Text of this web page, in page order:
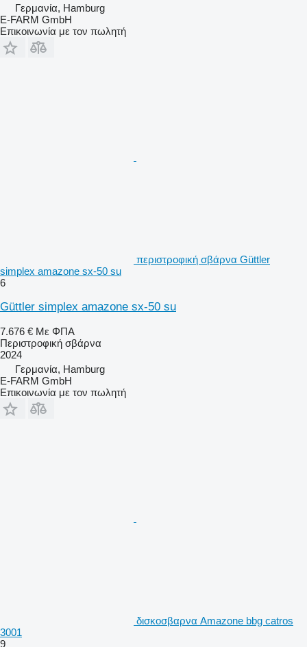
Γερμανία, Hamburg
E-FARM GmbH
Επικοινωνία με τον πωλητή
περιστροφική σβάρνα Güttler
simplex amazone sx-50 su
6
Güttler simplex amazone sx-50 su
7.676 € Με ΦΠΑ
Περιστροφική σβάρνα
2024
Γερμανία, Hamburg
E-FARM GmbH
Επικοινωνία με τον πωλητή
δισκοσβαρνα Amazone bbg catros
3001
9